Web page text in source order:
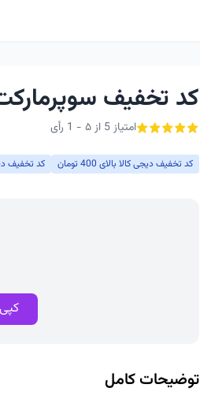
کد تخفیف سوپرمارکت دیجی
امتیاز 5 از ۵ - 1 رأی
کد تخفیف دیجی کالا بالای 400 تومان کد تخفیف
توضیحات کامل